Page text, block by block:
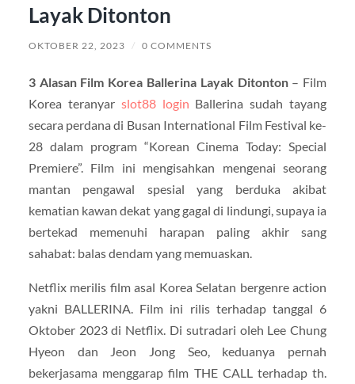
Layak Ditonton
OKTOBER 22, 2023 / 0 COMMENTS
3 Alasan Film Korea Ballerina Layak Ditonton– Film
Korea teranyar slot88 login Ballerina sudah tayang
secara perdana di Busan International Film Festival ke-
28 dalam program “Korean Cinema Today: Special
Premiere”. Film ini mengisahkan mengenai seorang
mantan pengawal spesial yang berduka akibat
kematian kawan dekat yang gagal di lindungi, supaya ia
bertekad memenuhi harapan paling akhir sang
sahabat: balas dendam yang memuaskan.
Netflix merilis film asal Korea Selatan bergenre action
yakni BALLERINA. Film ini rilis terhadap tanggal 6
Oktober 2023 di Netflix. Di sutradari oleh Lee Chung
Hyeon dan Jeon Jong Seo, keduanya pernah
bekerjasama menggarap film THE CALL terhadap th.